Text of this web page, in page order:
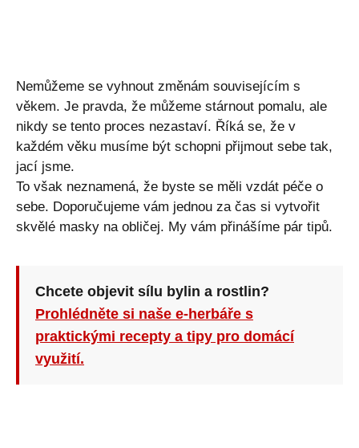
Nemůžeme se vyhnout změnám souvisejícím s
věkem. Je pravda, že můžeme stárnout pomalu, ale
nikdy se tento proces nezastaví. Říká se, že v
každém věku musíme být schopni přijmout sebe tak,
jací jsme.
To však neznamená, že byste se měli vzdát péče o
sebe. Doporučujeme vám jednou za čas si vytvořit
skvělé masky na obličej. My vám přinášíme pár tipů.
Chcete objevit sílu bylin a rostlin?
Prohlédněte si naše e-herbáře s
praktickými recepty a tipy pro domácí
využití.